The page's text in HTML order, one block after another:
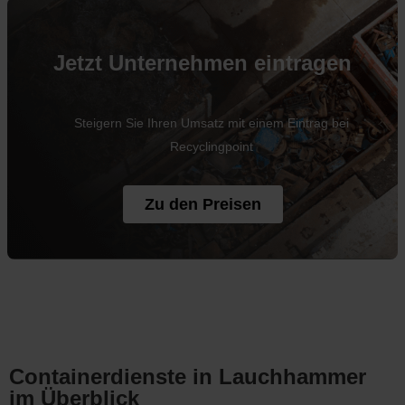
Jetzt Unternehmen eintragen
Steigern Sie Ihren Umsatz mit einem Eintrag bei
Recyclingpoint
Zu den Preisen
Containerdienste in Lauchhammer
im Überblick